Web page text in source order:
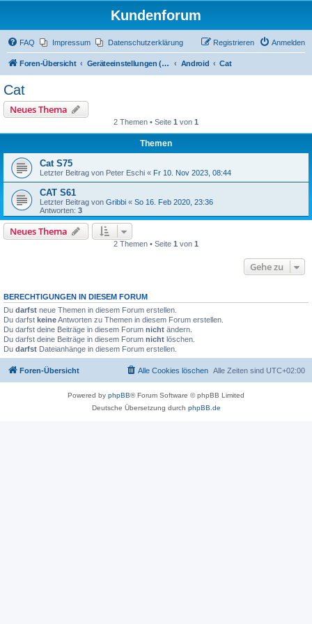
Kundenforum
FAQ Impressum Datenschutzerklärung Anmelden
Registrieren
Foren-Übersicht Geräteeinstellungen (Zugriff über Passwort "alamos") Android Cat
Cat
Neues Thema
2 Themen • Seite 1 von 1
Themen
Cat S75
Letzter Beitrag von Peter Eschi « Fr 10. Nov 2023, 08:44
CAT S61
Letzter Beitrag von Gribbi « So 16. Feb 2020, 23:36
Antworten: 3
Neues Thema
2 Themen • Seite 1 von 1
Gehe zu
BERECHTIGUNGEN IN DIESEM FORUM
Du darfst neue Themen in diesem Forum erstellen.
Du darfst keineAntworten zu Themen in diesem Forum erstellen.
Du darfst deine Beiträge in diesem Forum nicht ändern.
Du darfst deine Beiträge in diesem Forum nicht löschen.
Du darfst Dateianhänge in diesem Forum erstellen.
Foren-Übersicht Alle Zeiten sind UTC+02:00
Alle Cookies löschen
Powered by phpBB® Forum Software © phpBB Limited
Deutsche Übersetzung durch phpBB.de